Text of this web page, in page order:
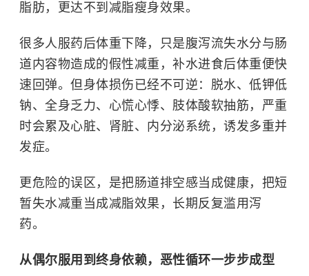
脂肪，更达不到减脂瘦身效果。
很多人服药后体重下降，只是腹泻流失水分与肠
道内容物造成的假性减重，补水进食后体重便快
速回弹。但身体损伤已经不可逆： 脱水、低钾低
钠、全身乏力、心慌心悸、肢体酸软抽筋，严重
时会累及心脏、肾脏、内分泌系统，诱发多重并
发症。
更危险的误区，是把肠道排空感当成健康，把短
暂失水减重当成减脂效果，长期反复滥用泻
药。
从偶尔服用到终身依赖，恶性循环一步步成型